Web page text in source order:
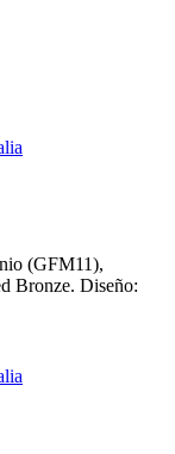
(GFM11),
Bronze. Diseño: